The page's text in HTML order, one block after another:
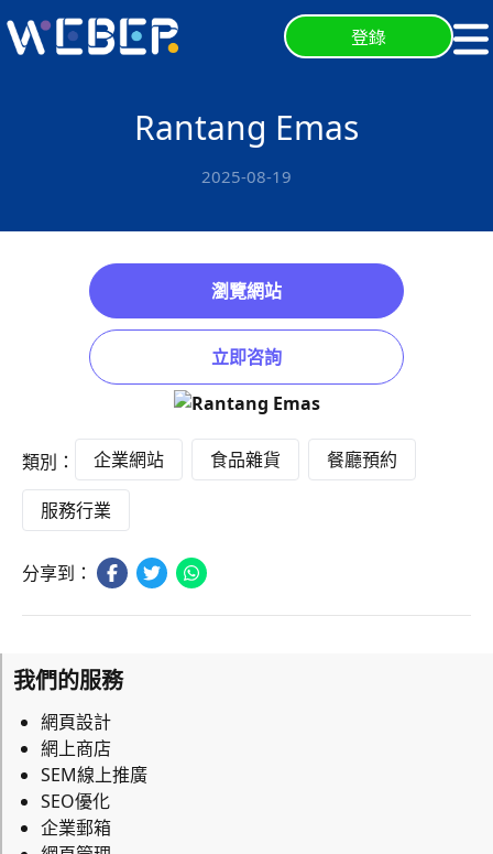
登錄
Rantang Emas
2025-08-19
瀏覽網站
立即咨詢
類別： 企業網站 食品雜貨 餐廳預約
服務行業
分享到：
我們的服務
網頁設計
網上商店
SEM線上推廣
SEO優化
企業郵箱